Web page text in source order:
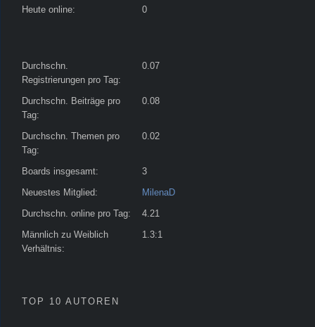
Heute online:
0
Durchschn.
Registrierungen pro Tag:
0.07
Durchschn. Beiträge pro
Tag:
0.08
Durchschn. Themen pro
Tag:
0.02
Boards insgesamt:
3
Neuestes Mitglied:
MilenaD
Durchschn. online pro Tag:
4.21
Männlich zu Weiblich
Verhältnis:
1.3:1
TOP 10 AUTOREN